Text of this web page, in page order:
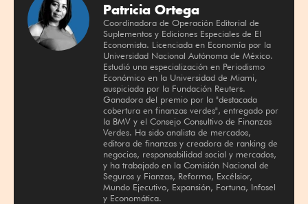
Patricia Ortega
Coordinadora de Operación Editorial de
Suplementos y Ediciones Especiales de El
Economista. Licenciada en Economía por la
Universidad Nacional Autónoma de México.
Estudió una especialización en Periodismo
Económico en la Universidad de Miami,
auspiciada por la Fundación Reuters.
Ganadora del premio por la "destacada
cobertura en finanzas verdes", entregado por
la BMV y el Consejo Consultivo de Finanzas
Verdes. Ha sido analista de mercados,
editora de finanzas y creadora de ranking de
negocios, responsabilidad social y mercados,
y ha trabajado en la Comisión Nacional de
Seguros y Fianzas, Reforma, Excélsior,
Mundo Ejecutivo, Expansión, Fortuna, Infosel
y Economática.